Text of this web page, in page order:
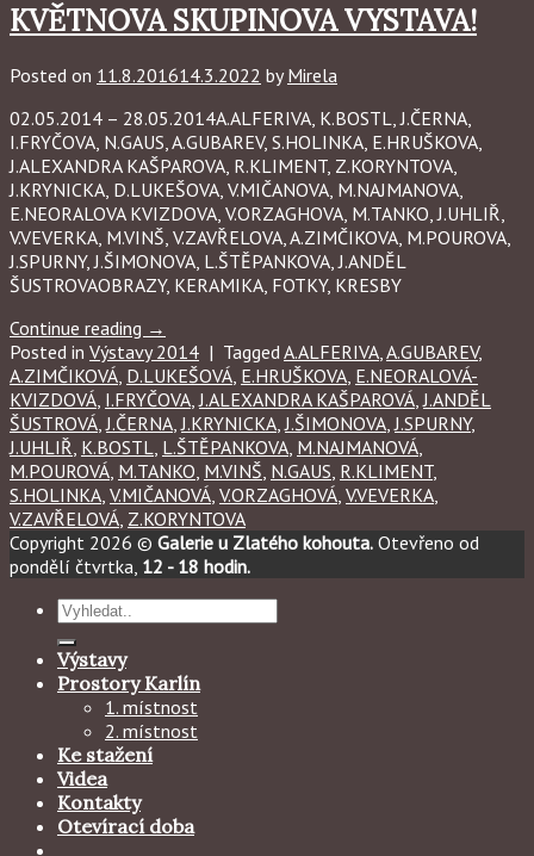
KVĚTNOVA SKUPINOVA VYSTAVA!
Posted on 11.8.201614.3.2022 byMirela
02.05.2014 – 28.05.2014A.ALFERIVA, K.BOSTL, J.ČERNA,
I.FRYČOVA, N.GAUS, A.GUBAREV, S.HOLINKA, E.HRUŠKOVA,
J.ALEXANDRA KAŠPAROVA, R.KLIMENT, Z.KORYNTOVA,
J.KRYNICKA, D.LUKEŠOVA, V.MIČANOVA, M.NAJMANOVA,
E.NEORALOVA KVIZDOVA, V.ORZAGHOVA, M.TANKO, J.UHLIŘ,
V.VEVERKA, M.VINŠ, V.ZAVŘELOVA, A.ZIMČIKOVA, M.POUROVA,
J.SPURNY, J.ŠIMONOVA, L.ŠTĚPANKOVA, J.ANDĚL
ŠUSTROVAOBRAZY, KERAMIKA, FOTKY, KRESBY
Continue reading →
Posted in Výstavy 2014 | Tagged A.ALFERIVA A.GUBAREV,
A.ZIMČIKOVÁ D.LUKEŠOVÁ E.HRUŠKOVA E.NEORALOVÁ-
KVIZDOVÁ I.FRYČOVA J.ALEXANDRA KAŠPAROVÁ J.ANDĚL
ŠUSTROVÁ J.ČERNA J.KRYNICKA J.ŠIMONOVA J.SPURNY,
J.UHLIŘ K.BOSTL L.ŠTĚPANKOVA M.NAJMANOVÁ
M.POUROVÁ M.TANKO M.VINŠ N.GAUS R.KLIMENT,
S.HOLINKA V.MIČANOVÁ V.ORZAGHOVÁ V.VEVERKA
V.ZAVŘELOVÁ Z.KORYNTOVA
Copyright 2026 © Galerie u Zlatého kohouta. Otevřeno od
pondělí čtvrtka, 12 - 18 hodin.
Hledat:
Výstavy
Prostory Karlín
1. místnost
2. místnost
Ke stažení
Videa
Kontakty
Otevírací doba